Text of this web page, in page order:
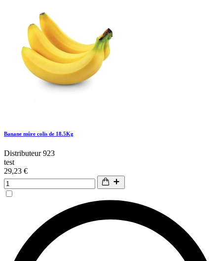
Banane mûre colis de 18.5Kg
Distributeur 923
test
29,23 €